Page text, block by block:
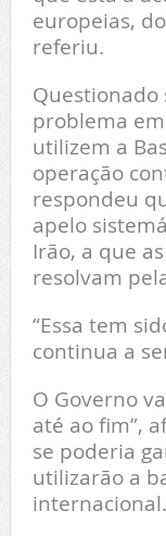
europeias,
referiu.
Questionado
problema
utilizem a
operação
respondeu
apelo
Irão, a que
resolvam
“Essa tem
continua a
O Governo
até ao fim”,
se poderia
utilizarão a
internacional.